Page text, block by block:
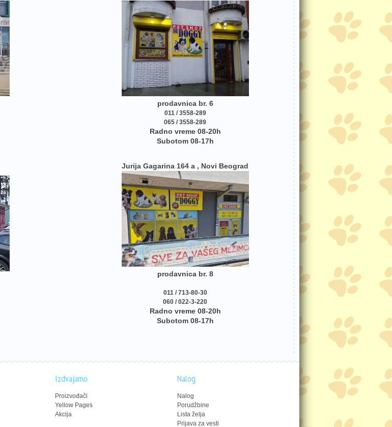
prodavnica br. 6
011 / 3558-289
065 / 3558-289
Radno vreme 08-20h
Subotom 08-17h
Jurija Gagarina 164 a , Novi Beograd
prodavnica br. 8
011 / 713-80-30
060 / 022-3-220
Radno vreme 08-20h
Subotom 08-17h
Izdvajamo
Proizvođači
Yellow Pages
Akcija
Nalog
Nalog
Porudžbine
Lista želja
Prijava za vesti